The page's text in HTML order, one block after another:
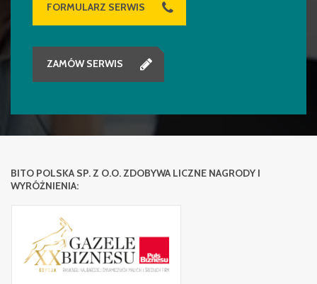
FORMULARZ SERWIS
ZAMÓW SERWIS
BITO POLSKA SP. Z O.O. ZDOBYWA LICZNE NAGRODY I
WYRÓŻNIENIA: